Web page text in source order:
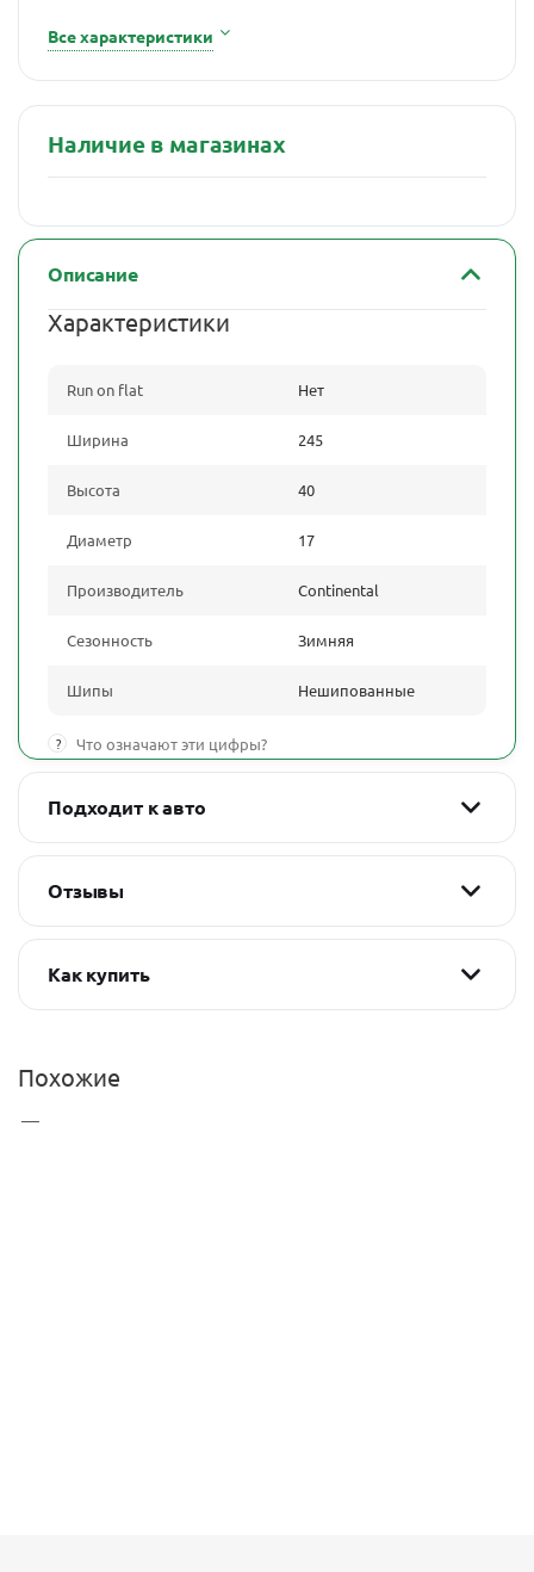
Все характеристики
Наличие в магазинах
Описание
Характеристики
Run on flat Нет
Ширина 245
Высота 40
Диаметр 17
Производитель Continental
Сезонность Зимняя
Шипы Нешипованные
? Что означают эти цифры?
Подходит к авто
Отзывы
Как купить
Похожие